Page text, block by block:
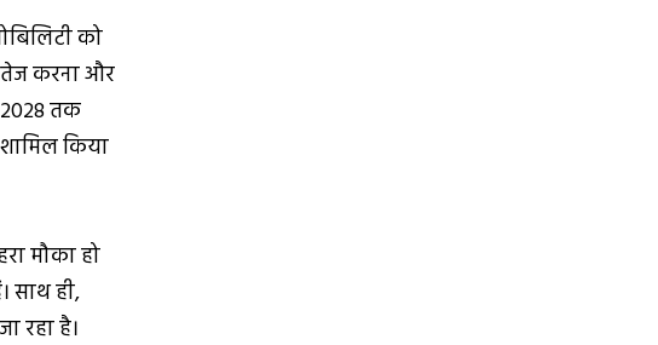
को
तेज करना और
2028 तक
किया
मौका हो
साथ ही,
रहा है।